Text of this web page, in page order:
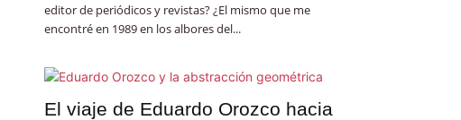
editor de periódicos y revistas? ¿El mismo que me
encontré en 1989 en los albores del...
El viaje de Eduardo Orozco hacia